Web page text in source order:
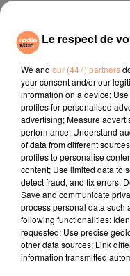
Des dégâts voire des
Ces intempéries
"localement" des
France. Sur les
et des
ferroviaire.
Météo France
comportement face
le téléphone et les
d'un orage, prenez
protéger des effets
vos biens et
réseau routier
habituellement
d'usage. Soyez
Le respect de
We and our (447) partners
your consent and/or our
information on a device;
profiles for personalised
advertising; Measure
performance; Understand
of data from different
profiles to personalise
content; Use limited data to
detect fraud, and fix errors;
Save and communicate
process personal data such
following functionalities:
requested; Use precise
other data sources; Link
information transmitted